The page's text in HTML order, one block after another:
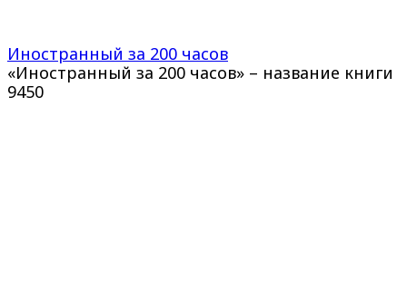
Иностранный за 200 часов
«Иностранный за 200 часов» – название книги
9450